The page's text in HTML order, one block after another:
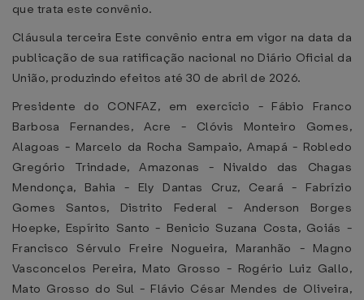
que trata este convênio.
Cláusula terceira Este convênio entra em vigor na data da
publicação de sua ratificação nacional no Diário Oficial da
União, produzindo efeitos até 30 de abril de 2026.
Presidente do CONFAZ, em exercício - Fábio Franco
Barbosa Fernandes, Acre - Clóvis Monteiro Gomes,
Alagoas - Marcelo da Rocha Sampaio, Amapá - Robledo
Gregório Trindade, Amazonas - Nivaldo das Chagas
Mendonça, Bahia - Ely Dantas Cruz, Ceará - Fabrízio
Gomes Santos, Distrito Federal - Anderson Borges
Hoepke, Espírito Santo - Benicio Suzana Costa, Goiás -
Francisco Sérvulo Freire Nogueira, Maranhão - Magno
Vasconcelos Pereira, Mato Grosso - Rogério Luiz Gallo,
Mato Grosso do Sul - Flávio César Mendes de Oliveira,